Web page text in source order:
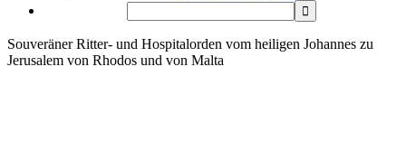
Souveräner Ritter- und Hospitalorden vom heiligen Johannes zu
Jerusalem von Rhodos und von Malta